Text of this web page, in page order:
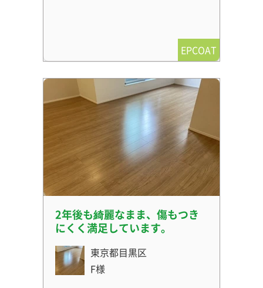
EPCOAT
2年後も綺麗なまま、傷もつき
にくく満足しています。
東京都目黒区
F様